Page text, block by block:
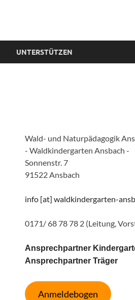
UNTERSTÜTZEN
Wald- und Naturpädagogik
- Waldkindergarten Ansbach -
Sonnenstr. 7
91522 Ansbach
info [at] waldkindergarten-
0171/ 68 78 78 2 (Leitung,
Ansprechpartner
Ansprechpartner Träger
Anmeldebogen